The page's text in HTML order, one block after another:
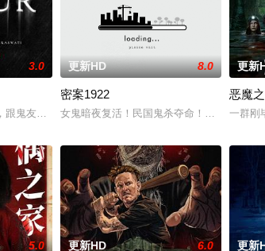
3.0
跟鬼友断联多年，就想安安稳稳陪妹妹结婚。结果妹妹
更新HD 8.0
密案1922
女鬼暗夜复活！民国鬼杀夺命！白米埋尸噬
更新
恶魔
一群刚
5.0 更新HD 6.0 更新